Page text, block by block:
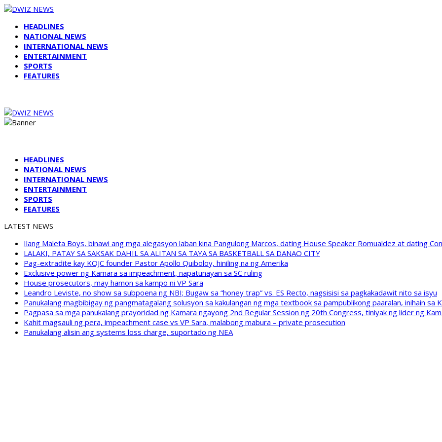
HEADLINES
NATIONAL NEWS
INTERNATIONAL NEWS
ENTERTAINMENT
SPORTS
FEATURES
HEADLINES
NATIONAL NEWS
INTERNATIONAL NEWS
ENTERTAINMENT
SPORTS
FEATURES
LATEST NEWS
Ilang Maleta Boys, binawi ang mga alegasyon laban kina Pangulong Marcos, dating House Speaker Romualdez at dating
LALAKI, PATAY SA SAKSAK DAHIL SA ALITAN SA TAYA SA BASKETBALL SA DANAO CITY
Pag-extradite kay KOJC founder Pastor Apollo Quiboloy, hiniling na ng Amerika
Exclusive power ng Kamara sa impeachment, napatunayan sa SC ruling
House prosecutors, may hamon sa kampo ni VP Sara
Leandro Leviste, no show sa subpoena ng NBI; Bugaw sa “honey trap” vs. ES Recto, nagsisisi sa pagkakadawit nito sa isyu
Panukalang magbibigay ng pangmatagalang solusyon sa kakulangan ng mga textbook sa pampublikong paaralan, inihain sa
Pagpasa sa mga panukalang prayoridad ng Kamara ngayong 2nd Regular Session ng 20th Congress, tiniyak ng lider ng
Kahit magsauli ng pera, impeachment case vs VP Sara, malabong mabura – private prosecution
Panukalang alisin ang systems loss charge, suportado ng NEA